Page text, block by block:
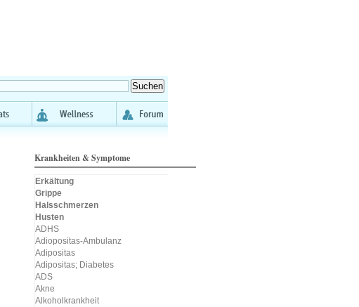
Krankheiten & Symptome
Erkältung
Grippe
Halsschmerzen
Husten
ADHS
Adiopositas-Ambulanz
Adipositas
Adipositas; Diabetes
ADS
Akne
Alkoholkrankheit